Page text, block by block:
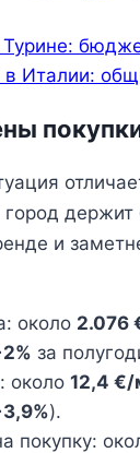
Италии:
город
и
около 2.076
за
около 12,4 €/
).
покупку: